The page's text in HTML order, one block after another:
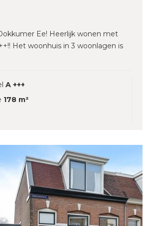
Ee! Heerlijk wonen met
Het woonhuis in 3 woonlagen is
A +++
178 m²